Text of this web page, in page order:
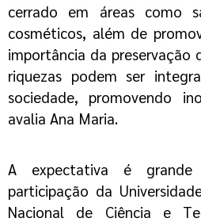
cerrado em áreas como
cosméticos, além de
importância da preservação
riquezas podem ser
sociedade, promovendo
avalia Ana Maria.
A expectativa é grande
participação da
Nacional de Ciência e